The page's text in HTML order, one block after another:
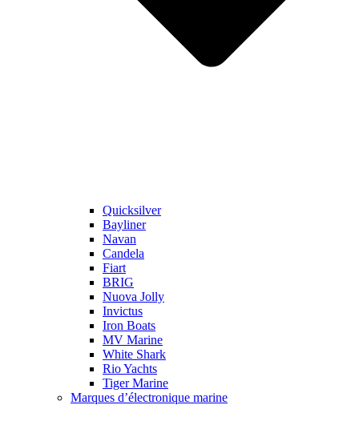
Quicksilver
Bayliner
Navan
Candela
Fiart
BRIG
Nuova Jolly
Invictus
Iron Boats
MV Marine
White Shark
Rio Yachts
Tiger Marine
Marques d’électronique marine